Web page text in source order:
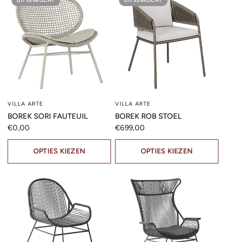
VILLA ARTE
BOREK SORI FAUTEUIL
€0,00
OPTIES KIEZEN
VILLA ARTE
BOREK ROB STOEL
€699,00
OPTIES KIEZEN